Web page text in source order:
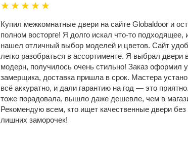
★★★★★
Купил межкомнатные двери на сайте Globaldoor и
полном восторге! Я долго искал что-то подходящее,
нашел отличный выбор моделей и цветов. Сайт
легко разобраться в ассортименте. Я выбрал двери
модерн, получилось очень стильно! Заказ оформил у
замерщика, доставка пришла в срок. Мастера
всё аккуратно, и дали гарантию на год — это
тоже порадовала, вышло даже дешевле, чем в
Рекомендую всем, кто ищет качественные двери без
лишних заморочек!